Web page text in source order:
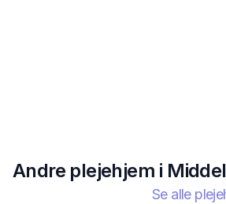
Andre plejehjem i
Se alle